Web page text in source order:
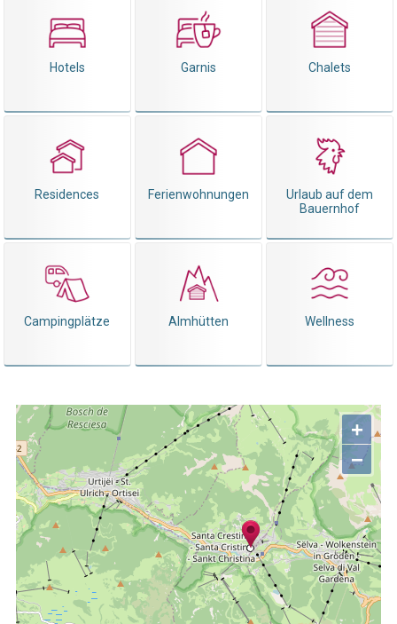
Hotels Garnis Chalets
Residences Ferienwohnungen
Urlaub auf dem
Bauernhof
Campingplätze Almhütten Wellness
+
−